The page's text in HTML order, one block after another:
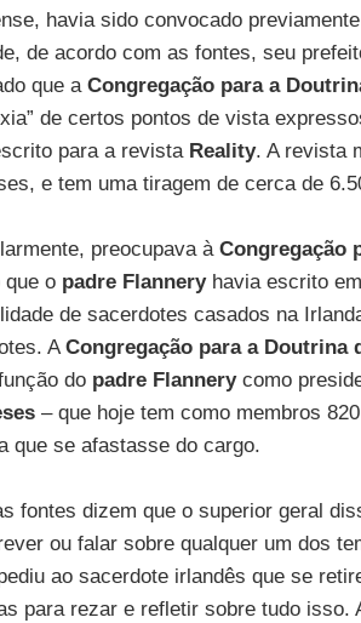
havia sido convocado
de acordo com as fontes, seu
que a Congregação para a
de certos pontos de vista
para a revista Reality. A revista
e tem uma tiragem de cerca de
preocupava à Congregação
que o padre Flanneryhavia escrito
de sacerdotes casados na
ACongregação para a Doutrina
do padre Flannery como
– que hoje tem como membros
que se afastasse do cargo.
fontes dizem que o superior geral
ou falar sobre qualquer um dos
ao sacerdote irlandês que se
para rezar e refletir sobre tudo isso.